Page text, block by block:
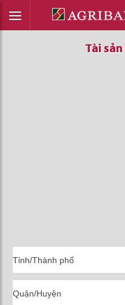
Tài
Tài
Tài